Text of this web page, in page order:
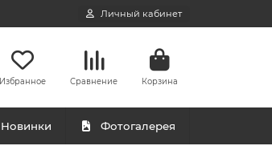
Личный кабинет
Избранное Сравнение Корзина
Новинки Фотогалерея